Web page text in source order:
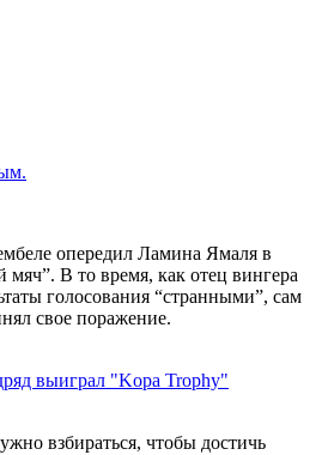
опередил Ламина Ямаля в
мяч”. В то время, как отец вингера
голосования “странными”, сам
свое поражение.
выиграл "Kopa Trophy"
взбираться, чтобы достичь